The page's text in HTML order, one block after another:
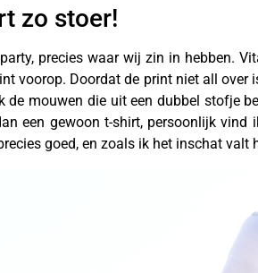
zo stoer!
precies waar wij zin in hebben.
voorop. Doordat de print niet all
de mouwen die uit een dubbel stofje
een gewoon t-shirt, persoonlijk
goed, en zoals ik het inschat